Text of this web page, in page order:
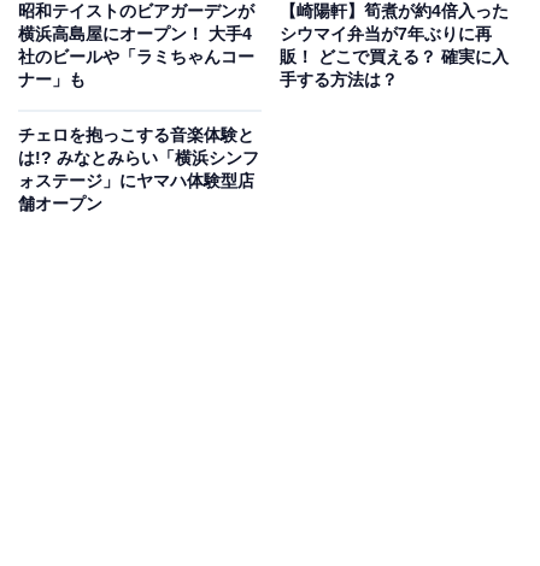
ています。
Kアリーナ横浜、ぴあアリーナMM、KT Zepp Yokohama
など、みなとみらいのライブ会場から徒歩圏内にあり、
「推し活」におすすめです。
昭和テイストのビアガーデンが
横浜高島屋にオープン！ 大手4
社のビールや「ラミちゃんコー
ナー」も
【崎陽軒】筍煮が約4倍入った
シウマイ弁当が7年ぶりに再
販！ どこで買える？ 確実に入
手する方法は？
チェロを抱っこする音楽体験と
は!? みなとみらい「横浜シンフ
ォステージ」にヤマハ体験型店
舗オープン